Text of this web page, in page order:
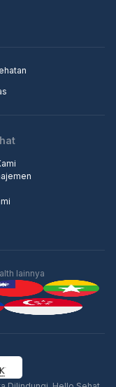
lainnya